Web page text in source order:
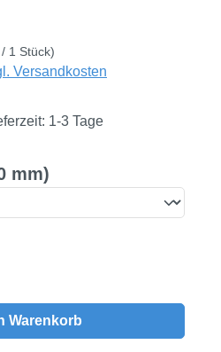
1 Stück)
Versandkosten
1-3 Tage
mm)
Gib den gewünschten
Warenkorb